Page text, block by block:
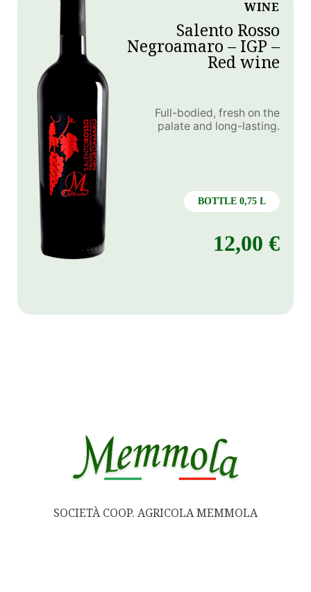
WINE
Salento Rosso
Negroamaro – IGP –
Red wine
Full-bodied, fresh on the
palate and long-lasting.
BOTTLE 0,75 L
12,00 €
SOCIETÀ COOP. AGRICOLA MEMMOLA